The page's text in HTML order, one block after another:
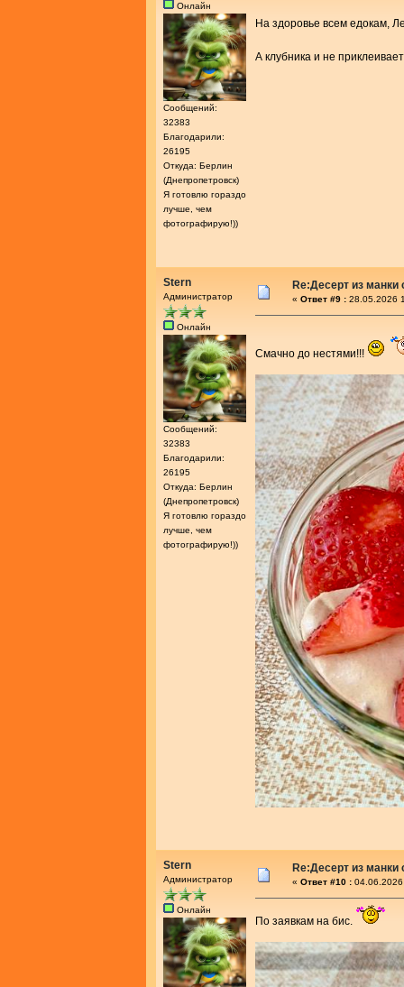
Онлайн
Сообщений:
32383
Благодарили:
26195
Откуда: Берлин
(Днепропетровск)
Я готовлю гораздо
лучше, чем
фотографирую!))
На здоровье всем едокам,
А клубника и не
Stern
Администратор
Онлайн
Сообщений:
32383
Благодарили:
26195
Откуда: Берлин
(Днепропетровск)
Я готовлю гораздо
лучше, чем
фотографирую!))
Re:Десерт из манки
« Ответ #9 : 28.05.2026
Смачно до нестями!!!
Stern
Администратор
Онлайн
Re:Десерт из манки
« Ответ #10 :
По заявкам на бис.